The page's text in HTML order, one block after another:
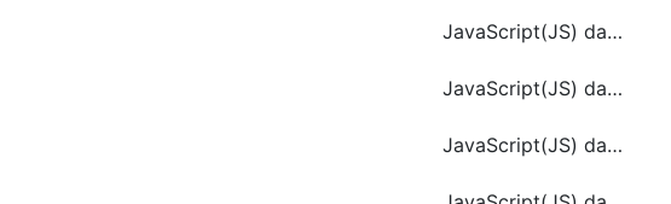
JavaScript(JS) date.toGMTString()
JavaScript(JS) date.toLocaleTimeString ()
JavaScript(JS) date.toString ()